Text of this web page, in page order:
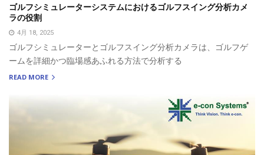
ゴルフシミュレーターシステムにおけるゴルフスイング分析カメ
ラの役割
4月 18, 2025
ゴルフシミュレーターとゴルフスイング分析カメラは、ゴルフゲ
ームを詳細かつ臨場感あふれる方法で分析する
READ MORE